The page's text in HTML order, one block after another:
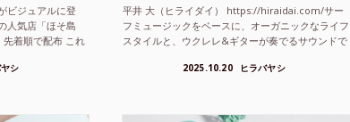
ビジュアルに登
人気店「ほそ島
着順で配布 これ
シ
平井 大（ヒライダイ） https://hiraidai.com/サー
フミュージックをベースに、オーガニックなライフ
スタイルと、ウクレレ&ギターが奏でるサウンドで
2025.10.20 ヒラバヤシ